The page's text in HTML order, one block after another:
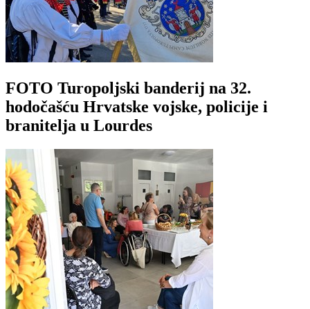
FOTO Turopoljski banderij na 32.
hodočašću Hrvatske vojske, policije i
branitelja u Lourdes